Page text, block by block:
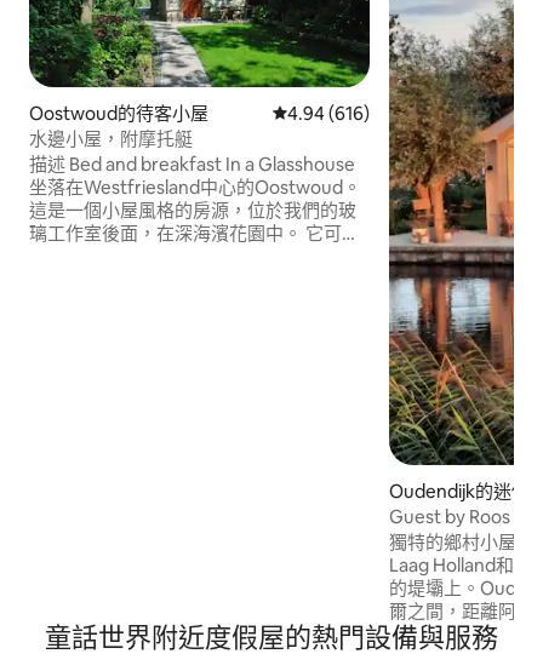
Oostwoud的待客小屋 從 616 則評價中獲得 4.94 的平均
4.94 (616)
水邊小屋，附摩托艇
描述 Bed and breakfast In a Glasshouse
坐落在Westfriesland中心的Oostwoud。
這是一個小屋風格的房源，位於我們的玻
璃工作室後面，在深海濱花園中。 它可以
Oudendijk的迷你
Guest by Roos
獨特的鄉村小屋，帶
Laag Holland和
的堤壩上。
爾之間，距離阿姆斯
沙發、餐桌和2張
備。 浴室：馬桶
童話世界附近度假屋的熱門設備與服務